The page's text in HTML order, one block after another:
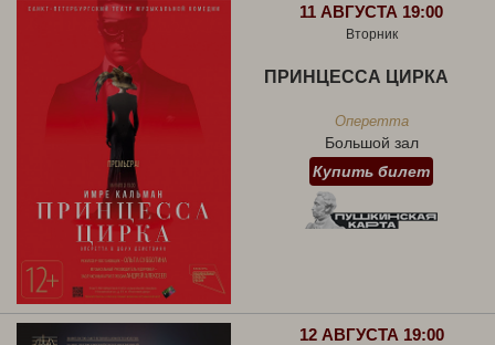
11 АВГУСТА 19:00
Вторник
ПРИНЦЕССА ЦИРКА
Оперетта
Большой зал
Купить билет
12 АВГУСТА 19:00